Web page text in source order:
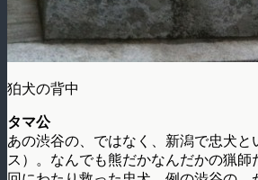
狛犬の背中
タマ公
あの渋谷の、ではなく、新潟で忠犬と
ス）。なんでも熊だかなんだかの猟師